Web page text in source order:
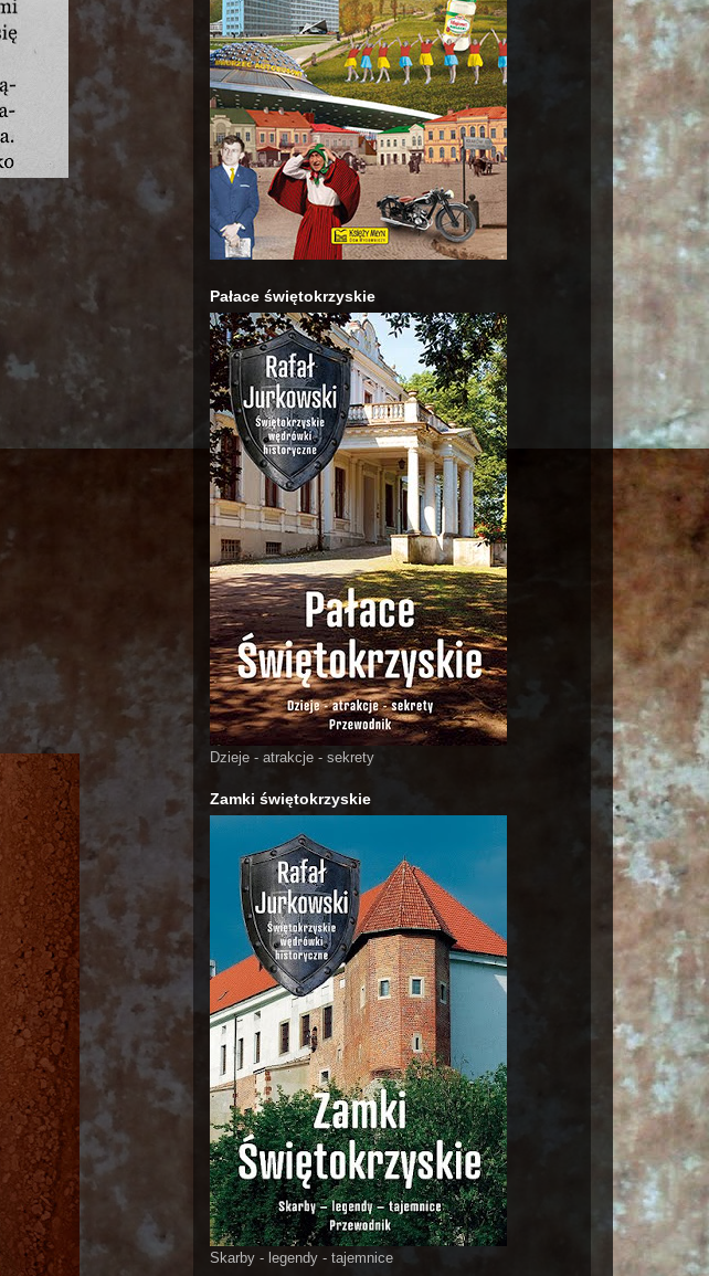
Pałace świętokrzyskie
Dzieje - atrakcje - sekrety
Zamki świętokrzyskie
Skarby - legendy - tajemnice